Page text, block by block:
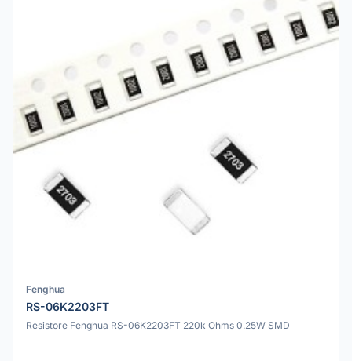
Fenghua
RS-06K2203FT
Resistore Fenghua RS-06K2203FT 220k Ohms 0.25W SMD